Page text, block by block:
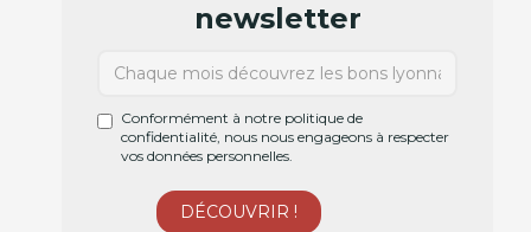
newsletter
Conformément à notre politique de
confidentialité, nous nous engageons à respecter
vos données personnelles.